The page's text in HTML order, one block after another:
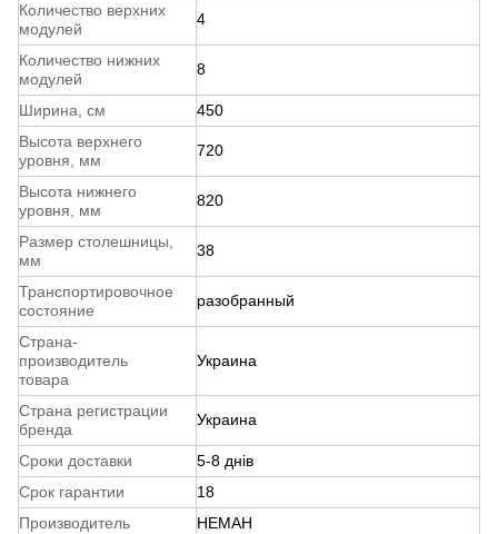
Количество верхних
модулей
4
Количество нижних
модулей
8
Ширина, см
450
Высота верхнего
уровня, мм
720
Высота нижнего
уровня, мм
820
Размер столешницы,
мм
38
Транспортировочное
состояние
разобранный
Страна-
производитель
товара
Украина
Страна регистрации
бренда
Украина
Сроки доставки
5-8 днів
Срок гарантии
18
Производитель
НЕМАН